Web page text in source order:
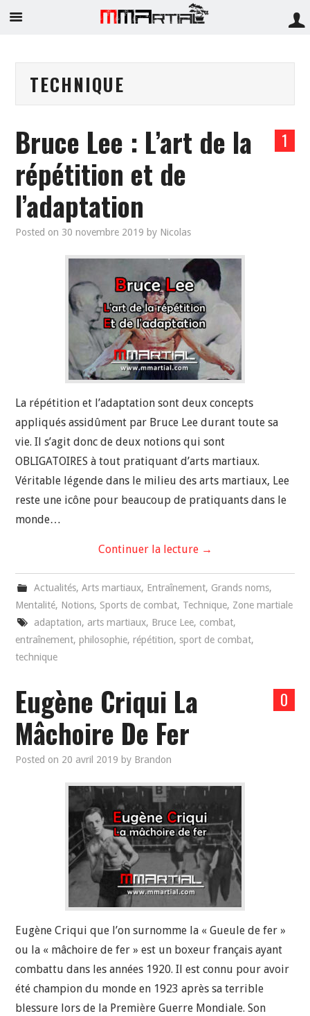
TECHNIQUE
1
Bruce Lee : L’art de la
répétition et de
l’adaptation
Posted on 30 novembre 2019 by Nicolas
La répétition et l’adaptation sont deux concepts
appliqués assidûment par Bruce Lee durant toute sa
vie. Il s’agit donc de deux notions qui sont
OBLIGATOIRES à tout pratiquant d’arts martiaux.
Véritable légende dans le milieu des arts martiaux, Lee
reste une icône pour beaucoup de pratiquants dans le
monde…
Continuer la lecture →
Actualités, Arts martiaux, Entraînement, Grands noms,
Mentalité, Notions, Sports de combat, Technique, Zone martiale
adaptation, arts martiaux, Bruce Lee, combat,
entraînement,philosophie,répétition, sport de combat,
technique
0
Eugène Criqui La
Mâchoire De Fer
Posted on 20 avril 2019 by Brandon
Eugène Criqui que l’on surnomme la « Gueule de fer »
ou la « mâchoire de fer » est un boxeur français ayant
combattu dans les années 1920. Il est connu pour avoir
été champion du monde en 1923 après sa terrible
blessure lors de la Première Guerre Mondiale. Son